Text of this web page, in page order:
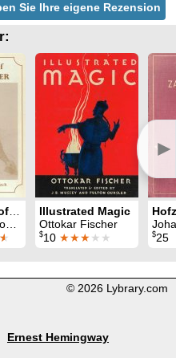
Sie Ihre eigene Rezension
►
The Magic of J. N. Hofzinser
★
Illustrated Magic
Ottokar Fischer
$10 ★★★★★
Johann
$25
© 2026 Lybrary.com
Ernest Hemingway